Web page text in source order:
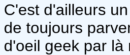
C'est d'ailleurs
de toujours
d'oeil geek par